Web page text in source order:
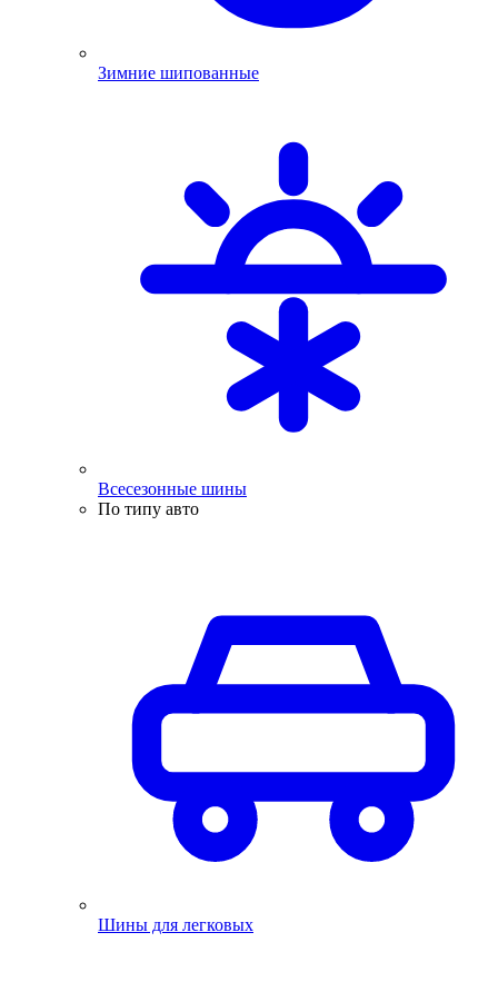
Зимние шипованные
Всесезонные шины
По типу авто
Шины для легковых